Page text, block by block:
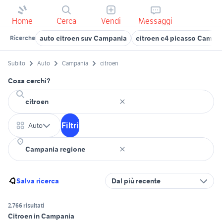
Home Cerca Vendi Messaggi
Ricerche auto citroen suv Campania citroen c4 picasso
Subito Auto Campania citroen
Cosa cerchi?
Auto Filtri
Salva ricerca Dal più recente
2.766 risultati
Citroen in Campania